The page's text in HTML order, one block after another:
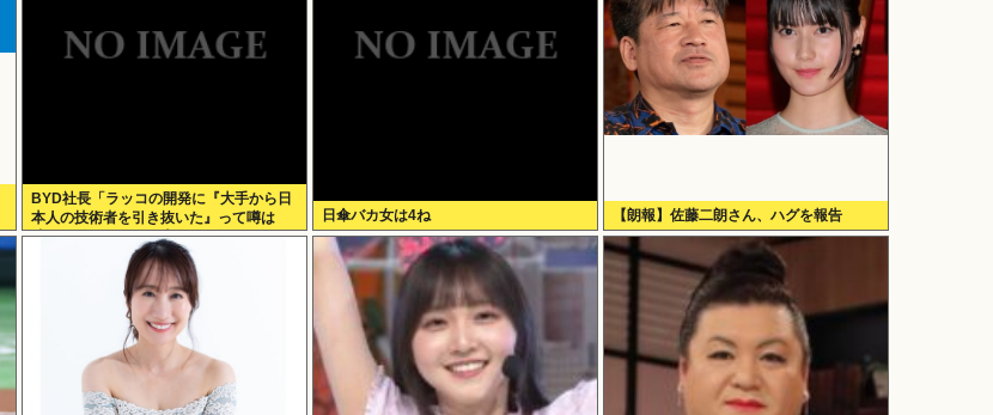
BYD社長「ラッコの開発に『大手から日
本人の技術者を引き抜いた』って噂は
嘘。開発チームに日本人は0人です」
日傘バカ女は4ね 【朗報】佐藤二朗さん、ハグを報告